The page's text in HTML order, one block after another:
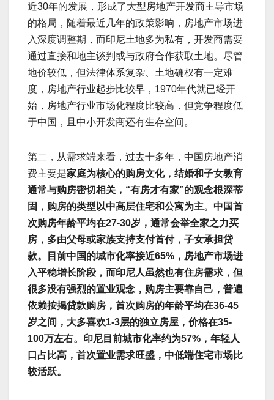
近30年的发展，形成了大型房地产开发商主导市场
的格局，随着最近几年的政策影响，房地产市场进
入深度调整期，而印尼土地多为私有，开发商需要
通过直接和地主谈判或与政府合作获取土地。尽管
地价较低，但法律体系复杂、土地确权有一定难
度，房地产行业起步比较早，1970年代就已经开
始，房地产行业市场化程度比较高，但竞争程度低
于中国，且中小开发商还有生存空间。
第二，从需求端来看，过去十多年，中国房地产消
费主要是家庭为核心的购房文化，结婚和子女教育
通常与购房密切相关， “有房才有家”的观念根深蒂
固，购房的类型以中高层住宅和公寓为主。中国首
次购房年龄平均在27-30岁，通常会举全家之力买
房，多由父母或家族支持支付首付，子女承担贷
款。目前中国的城市化率接近65% ，房地产市场进
入平稳增长阶段，而印尼人虽然也有住房需求，但
很多没有强烈的置业观念，购房主要靠自己，普遍
依赖按揭贷款购房，首次购房的年龄平均在36-45
岁之间，大多喜欢1-3层的独立房屋，价格在35-
100万左右。印尼目前城市化率约为57% ，年轻人
口占比高，首次置业需求旺盛，中低端住宅市场比
较活跃。